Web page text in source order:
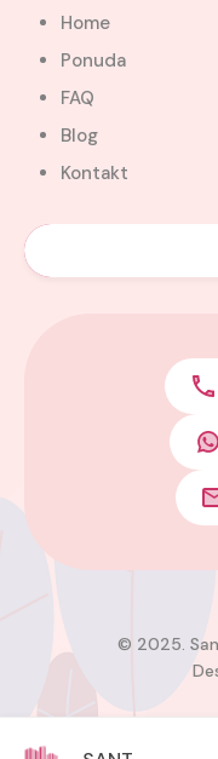
Home
Ponuda
FAQ
Blog
Kontakt
© 2025.